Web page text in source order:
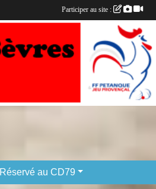
Réservé au CD79
Participer au site :